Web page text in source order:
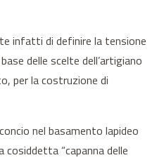
infatti di definire la tensione
delle scelte dell’artigiano
per la costruzione di
nel basamento lapideo
“capanna delle